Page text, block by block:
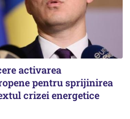
activarea
pentru sprijinirea
crizei energetice